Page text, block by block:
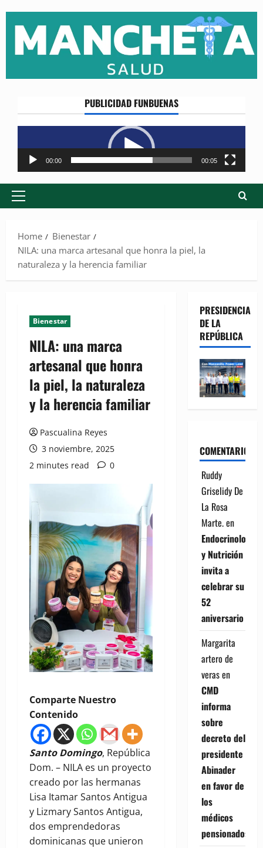
content
PUBLICIDAD FUNBUENAS
Reproductor
de
vídeo
00:00 00:05
Primary
Home
Bienestar
NILA: una marca artesanal que honra la piel, la
naturaleza y la herencia familiar
Bienestar
NILA: una marca
artesanal que honra
la piel, la naturaleza
y la herencia familiar
Pascualina Reyes
3 noviembre, 2025
2 minutes read
0
Comparte Nuestro
Contenido
Santo Domingo, República
Dom. – NILA es un proyecto
creado por las hermanas
Lisa Itamar Santos Antigua
y Lizmary Santos Antigua,
dos emprendedoras
dominicanas que unieron
PRESIDENCIA
DE LA
REPÚBLICA
COMENTARIOS
Ruddy
Griselidy De
La Rosa
Marte.en
Endocrinología
y Nutrición
invita a
celebrar su
52
aniversario
Margarita
artero de
verasen
CMD
informa
sobre
decreto del
presidente
Abinader
en favor de
los
médicos
pensionados